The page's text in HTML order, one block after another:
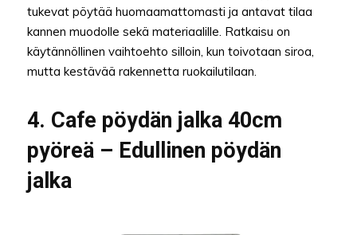
tukevat pöytää huomaamattomasti ja antavat tilaa
kannen muodolle sekä materiaalille. Ratkaisu on
käytännöllinen vaihtoehto silloin, kun toivotaan siroa,
mutta kestävää rakennetta ruokailutilaan.
4. Cafe pöydän jalka 40cm
pyöreä – Edullinen pöydän
jalka